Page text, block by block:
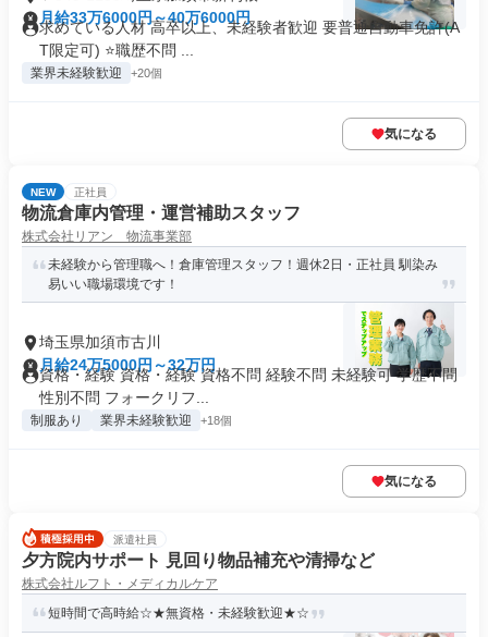
月給33万6000円～40万6000円
求めている人材 高卒以上、未経験者歓迎 要普通自動車免許(A
T限定可) ⭐職歴不問 ...
業界未経験歓迎 +20個
気になる
NEW 正社員
物流倉庫内管理・運営補助スタッフ
株式会社リアン 物流事業部
未経験から管理職へ！倉庫管理スタッフ！週休2日・正社員 馴染み
易いい職場環境です！
埼玉県加須市古川
月給24万5000円～32万円
資格・経験 資格・経験 資格不問 経験不問 未経験可 学歴不問
性別不問 フォークリフ...
制服あり 業界未経験歓迎 +18個
気になる
派遣社員
夕方院内サポート 見回り物品補充や清掃など
株式会社ルフト・メディカルケア
短時間で高時給☆★無資格・未経験歓迎★☆